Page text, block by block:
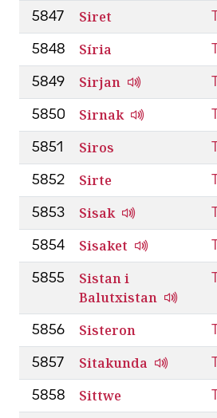
5847 Siret
5848 Síria
5849 Sirjan
5850 Sirnak
5851 Siros
5852 Sirte
5853 Sisak
5854 Sisaket
5855
Sistan i
Balutxistan
5856 Sisteron
5857 Sitakunda
5858 Sittwe